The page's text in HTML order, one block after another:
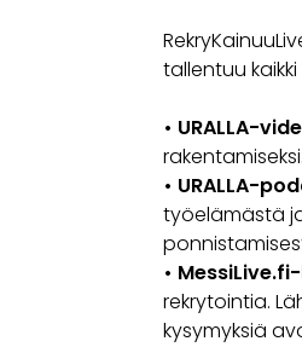
tallentuu
• URALLA-
• URALLA-
työelämästä
•
rekrytointia.
kysymyksiä